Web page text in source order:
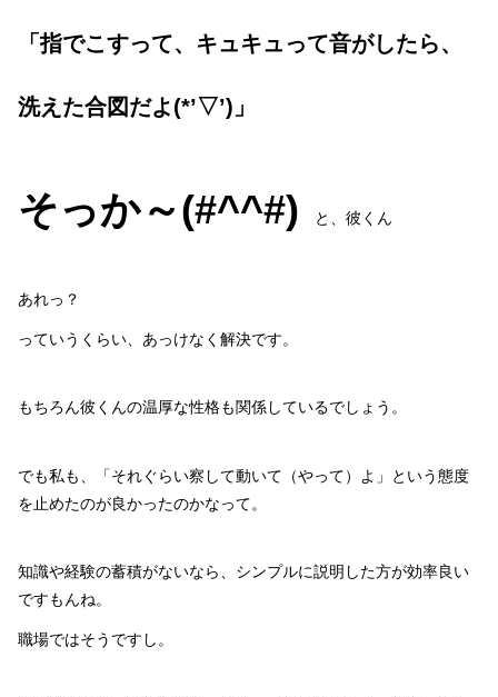
「指でこすって、キュキュって音がしたら、
洗えた合図だよ(*’▽’)」
そっか～(#^^#) と、彼くん
あれっ？
っていうくらい、あっけなく解決です。
もちろん彼くんの温厚な性格も関係しているでしょう。
でも私も、「それぐらい察して動いて（やって）よ」という態度
を止めたのが良かったのかなって。
知識や経験の蓄積がないなら、シンプルに説明した方が効率良い
ですもんね。
職場ではそうですし。